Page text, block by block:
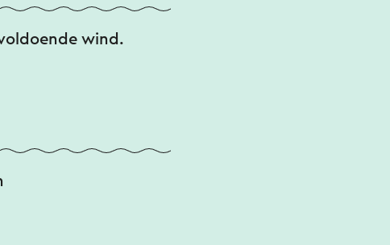
wind.